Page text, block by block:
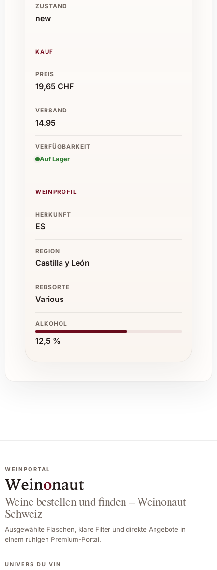
ZUSTAND
new
KAUF
PREIS
19,65 CHF
VERSAND
14.95
VERFÜGBARKEIT
Auf Lager
WEINPROFIL
HERKUNFT
ES
REGION
Castilla y León
REBSORTE
Various
ALKOHOL
12,5 %
WEINPORTAL
Weine bestellen und finden – Weinonaut
Schweiz
Ausgewählte Flaschen, klare Filter und direkte Angebote in
einem ruhigen Premium-Portal.
UNIVERS DU VIN